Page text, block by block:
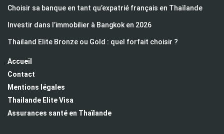
Choisir sa banque en tant qu’expatrié français en Thaïlande
Investir dans l’immobilier à Bangkok en 2026
Thailand Elite Bronze ou Gold : quel forfait choisir ?
Accueil
Contact
Mentions légales
Thailande Elite Visa
Assurances santé en Thaïlande